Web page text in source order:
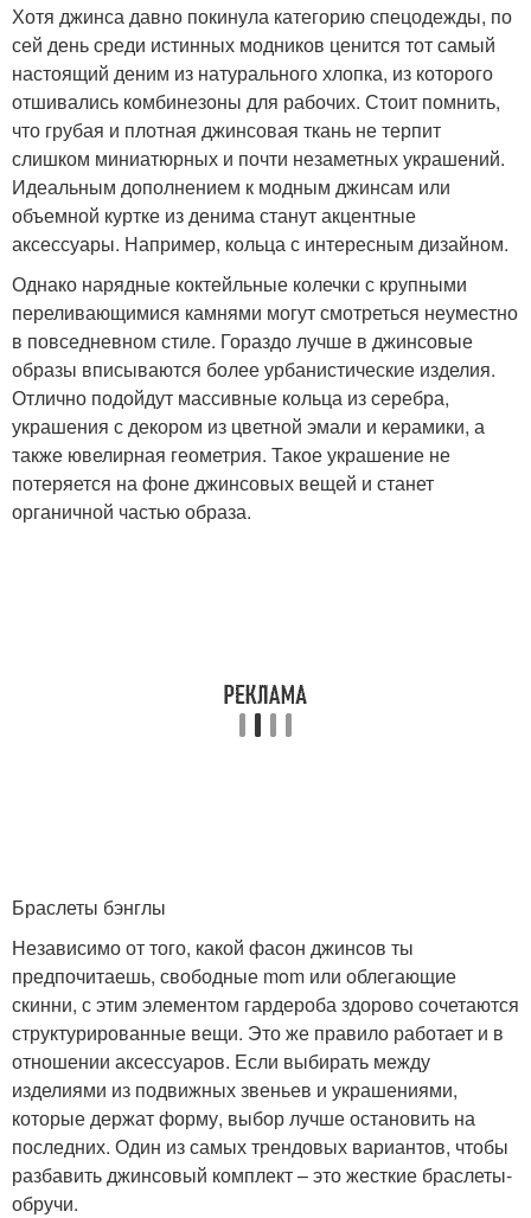
Хотя джинса давно покинула категорию спецодежды, по
сей день среди истинных модников ценится тот самый
настоящий деним из натурального хлопка, из которого
отшивались комбинезоны для рабочих. Стоит помнить,
что грубая и плотная джинсовая ткань не терпит
слишком миниатюрных и почти незаметных украшений.
Идеальным дополнением к модным джинсам или
объемной куртке из денима станут акцентные
аксессуары. Например, кольца с интересным дизайном.
Однако нарядные коктейльные колечки с крупными
переливающимися камнями могут смотреться неуместно
в повседневном стиле. Гораздо лучше в джинсовые
образы вписываются более урбанистические изделия.
Отлично подойдут массивные кольца из серебра,
украшения с декором из цветной эмали и керамики, а
также ювелирная геометрия. Такое украшение не
потеряется на фоне джинсовых вещей и станет
органичной частью образа.
Браслеты бэнглы
Независимо от того, какой фасон джинсов ты
предпочитаешь, свободные mom или облегающие
скинни, с этим элементом гардероба здорово сочетаются
структурированные вещи. Это же правило работает и в
отношении аксессуаров. Если выбирать между
изделиями из подвижных звеньев и украшениями,
которые держат форму, выбор лучше остановить на
последних. Один из самых трендовых вариантов, чтобы
разбавить джинсовый комплект – это жесткие браслеты-
обручи.